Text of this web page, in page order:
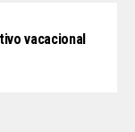
vacacional